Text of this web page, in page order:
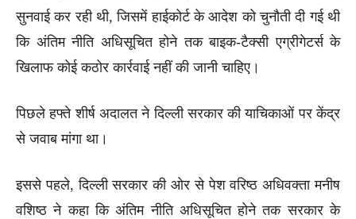
सुनवाई कर रही थी, जिसमें हाईकोर्ट के आदेश को चुनौती दी गई थी
कि अंतिम नीति अधिसूचित होने तक बाइक-टैक्सी एग्रीगेटर्स के
खिलाफ कोई कठोर कार्रवाई नहीं की जानी चाहिए।
पिछले हफ्ते शीर्ष अदालत ने दिल्ली सरकार की याचिकाओं पर केंद्र
से जवाब मांगा था।
इससे पहले, दिल्ली सरकार की ओर से पेश वरिष्ठ अधिवक्ता मनीष
वशिष्ठ ने कहा कि अंतिम नीति अधिसूचित होने तक सरकार के